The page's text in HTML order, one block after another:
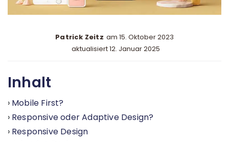
Patrick Zeitz am 15. Oktober 2023
aktualisiert 12. Januar 2025
Inhalt
Mobile First?
Responsive oder Adaptive Design?
Responsive Design